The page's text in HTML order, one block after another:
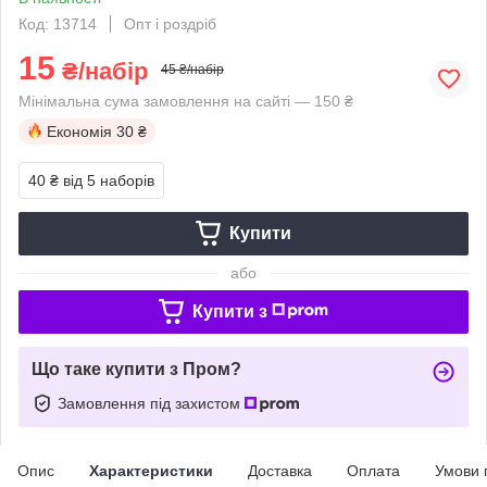
Код: 13714
Опт і роздріб
15 ₴/набір 45 ₴/набір
Мінімальна сума замовлення на сайті — 150 ₴
Економія 30 ₴
40 ₴ від 5 наборів
Купити
або
Купити з
Що таке купити з Пром?
Замовлення під захистом
Опис Характеристики Доставка Оплата Умови